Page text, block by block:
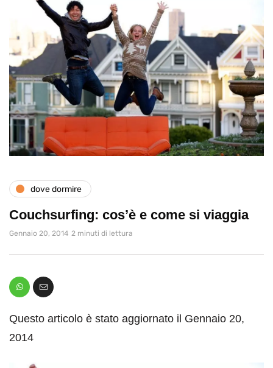
dove dormire
Couchsurfing: cos’è e come si viaggia
Gennaio 20, 2014 2 minuti di lettura
Questo articolo è stato aggiornato il Gennaio 20,
2014